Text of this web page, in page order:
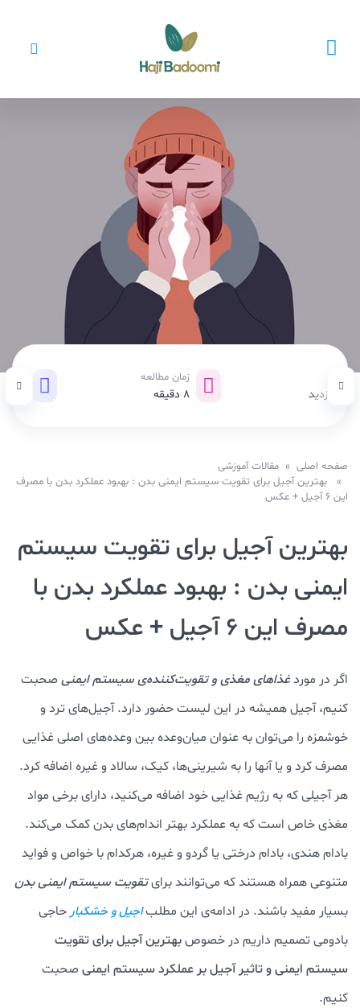
بازدید
زمان مطالعه
8 دقیقه 03 اسفند 1400
صفحه اصلی » مقالات آموزشی
» بهترین آجیل‌ برای تقویت سیستم ایمنی بدن : بهبود عملکرد بدن با مصرف
این 6 آجیل + عکس
بهترین آجیل‌ برای تقویت سیستم
ایمنی بدن : بهبود عملکرد بدن با
مصرف این 6 آجیل + عکس
اگر در موردغذاهای مغذی و تقویت‌کننده‌ی سیستم ایمنی صحبت
کنیم، آجیل همیشه در این لیست حضور دارد. آجیل‌های ترد و
خوشمزه را می‌توان به عنوان میان‌وعده بین وعده‌های اصلی غذایی
مصرف کرد و یا آنها را به شیرینی‌ها، کیک، سالاد و غیره اضافه کرد.
هر آجیلی که به رژیم غذایی خود اضافه می‌کنید، دارای برخی مواد
مغذی خاص است که به عملکرد بهتر اندام‌های بدن کمک می‌کند.
بادام هندی، بادام درختی یا گردو و غیره، هرکدام با خواص و فواید
متنوعی همراه هستند که می‌توانند برایتقویت سیستم ایمنی بدن
بسیار مفید باشند. در ادامه‌ی این مطلباجیل و خشکبارحاجی
بادومی تصمیم داریم در خصوصبهترین آجیل برای تقویت
سیستم ایمنی و تاثیر آجیل بر عملکرد سیستم ایمنی صحبت
کنیم.